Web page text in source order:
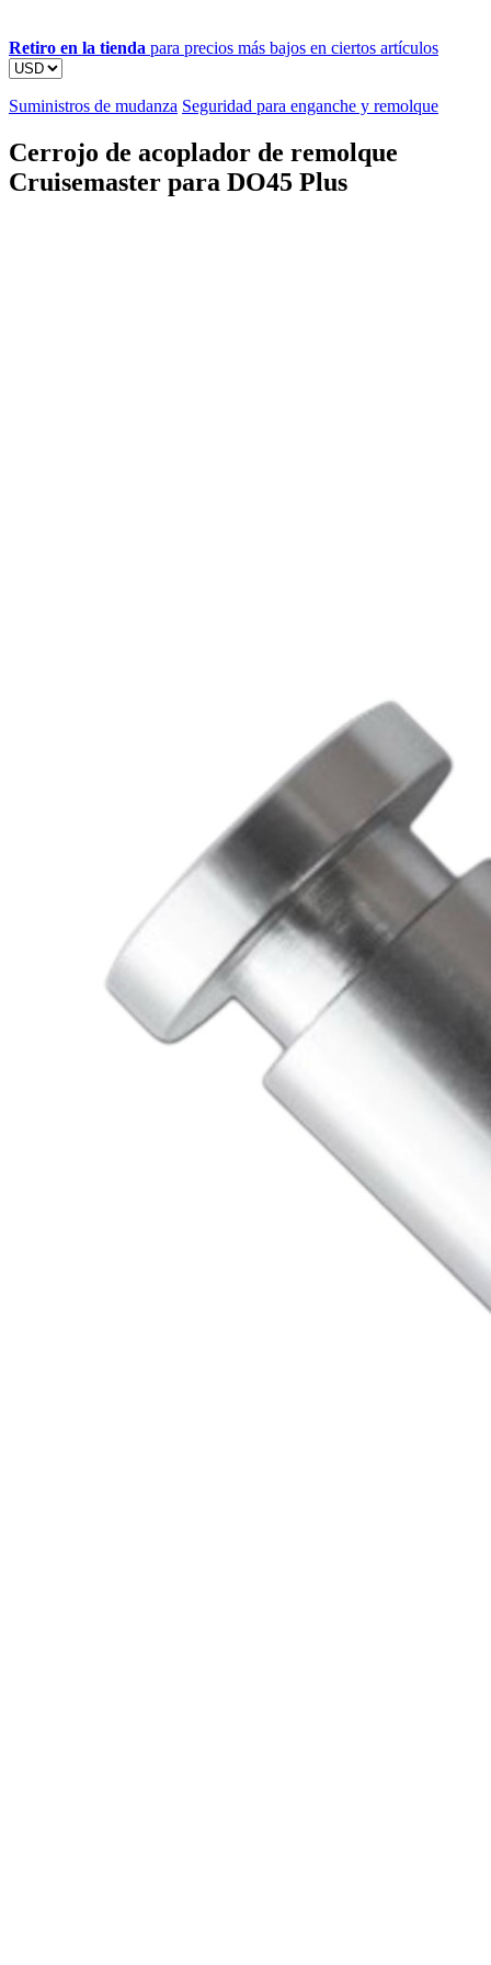
Retiro en la tienda para precios más bajos en ciertos artículos
Suministros de mudanza Seguridad para enganche y remolque
Cerrojo de acoplador de remolque
Cruisemaster para DO45 Plus